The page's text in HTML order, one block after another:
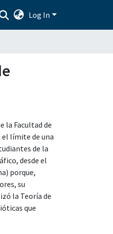
Log In
la Facultad de
el límite de una
de la
desde el
porque,
su
la Teoría de
que